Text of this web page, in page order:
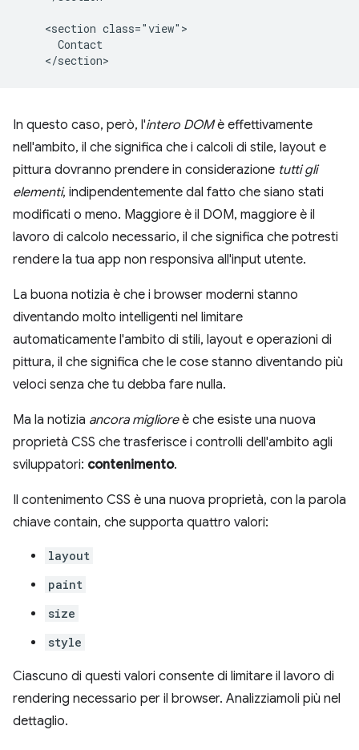
    <section class="view">
      Contact
In questo caso, però, l'intero DOMè effettivamente
nell'ambito, il che significa che i calcoli di stile, layout e
pittura dovranno prendere in considerazione tutti gli
elementi, indipendentemente dal fatto che siano stati
modificati o meno. Maggiore è il DOM, maggiore è il
lavoro di calcolo necessario, il che significa che potresti
rendere la tua app non responsiva all'input utente.
La buona notizia è che i browser moderni stanno
diventando molto intelligenti nel limitare
automaticamente l'ambito di stili, layout e operazioni di
pittura, il che significa che le cose stanno diventando più
veloci senza che tu debba fare nulla.
Ma la notizia ancora miglioreè che esiste una nuova
proprietà CSS che trasferisce i controlli dell'ambito agli
sviluppatori: contenimento.
Il contenimento CSS è una nuova proprietà, con la parola
chiave contain, che supporta quattro valori:
layout
paint
size
style
Ciascuno di questi valori consente di limitare il lavoro di
rendering necessario per il browser. Analizziamoli più nel
dettaglio.